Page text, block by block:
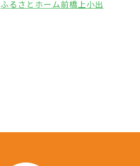
ふるさとホーム前橋上小出